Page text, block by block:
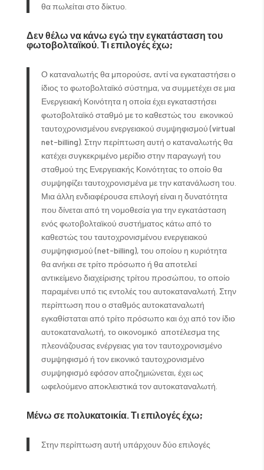
θα πωλείται στο δίκτυο.
Δεν θέλω να κάνω εγώ την εγκατάσταση του
φωτοβολταϊκού. Τι επιλογές έχω;
Ο καταναλωτής θα μπορούσε, αντί να εγκαταστήσει ο
ίδιος το φωτοβολταϊκό σύστημα, να συμμετέχει σε μια
Ενεργειακή Κοινότητα η οποία έχει εγκαταστήσει
φωτοβολταϊκό σταθμό με το καθεστώς του εικονικού
ταυτοχρονισμένου ενεργειακού συμψηφισμού (virtual
net-billing). Στην περίπτωση αυτή ο καταναλωτής θα
κατέχει συγκεκριμένο μερίδιο στην παραγωγή του
σταθμού της Ενεργειακής Κοινότητας το οποίο θα
συμψηφίζει ταυτοχρονισμένα με την κατανάλωση του.
Μια άλλη ενδιαφέρουσα επιλογή είναι η δυνατότητα
που δίνεται από τη νομοθεσία για την εγκατάσταση
ενός φωτοβολταϊκού συστήματος κάτω από το
καθεστώς του ταυτοχρονισμένου ενεργειακού
συμψηφισμού (net-billing), του οποίου η κυριότητα
θα ανήκει σε τρίτο πρόσωπο ή θα αποτελεί
αντικείμενο διαχείρισης τρίτου προσώπου, το οποίο
παραμένει υπό τις εντολές του αυτοκαταναλωτή. Στην
περίπτωση που ο σταθμός αυτοκαταναλωτή
εγκαθίσταται από τρίτο πρόσωπο και όχι από τον ίδιο
αυτοκαταναλωτή, το οικονομικό αποτέλεσμα της
πλεονάζουσας ενέργειας για τον ταυτοχρονισμένο
συμψηφισμό ή τον εικονικό ταυτοχρονισμένο
συμψηφισμό εφόσον αποζημιώνεται, έχει ως
ωφελούμενο αποκλειστικά τον αυτοκαταναλωτή.
Μένω σε πολυκατοικία. Τι επιλογές έχω;
Στην περίπτωση αυτή υπάρχουν δύο επιλογές